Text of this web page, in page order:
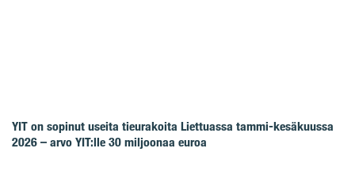
YIT on sopinut useita tieurakoita Liettuassa tammi-kesäkuussa
2026 – arvo YIT:lle 30 miljoonaa euroa